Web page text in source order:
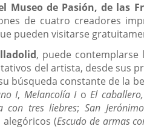
Museo de Pasión, de las
de cuatro creadores
pueden visitarse
, puede contemplarse
del artista, desde sus
búsqueda constante de la
I, Melancolía I oEl
con tres liebres;San
alegóricos (Escudo de armas